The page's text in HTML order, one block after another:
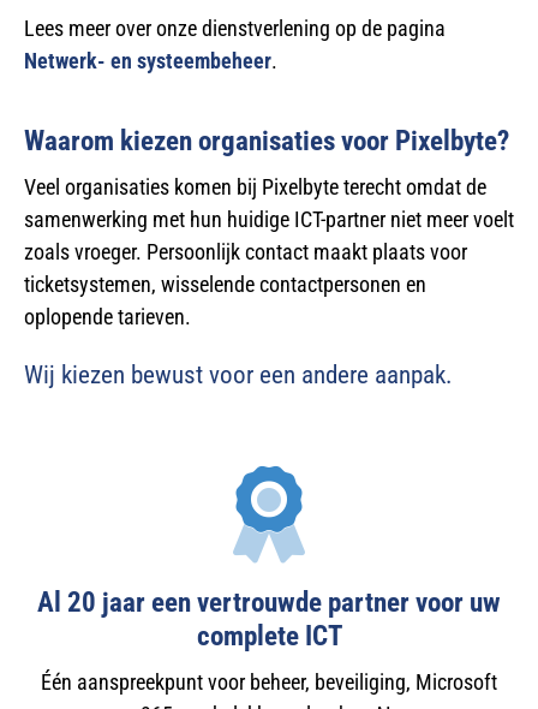
Lees meer over onze dienstverlening op de pagina
Netwerk- en systeembeheer.
Waarom kiezen organisaties voor Pixelbyte?
Veel organisaties komen bij Pixelbyte terecht omdat de
samenwerking met hun huidige ICT-partner niet meer voelt
zoals vroeger. Persoonlijk contact maakt plaats voor
ticketsystemen, wisselende contactpersonen en
oplopende tarieven.
Wij kiezen bewust voor een andere aanpak.
Al 20 jaar een vertrouwde partner voor uw
complete ICT
Één aanspreekpunt voor beheer, beveiliging, Microsoft